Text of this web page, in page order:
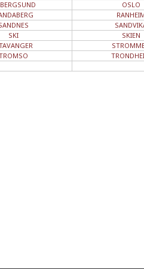
OSLO
SKI
SKIEN